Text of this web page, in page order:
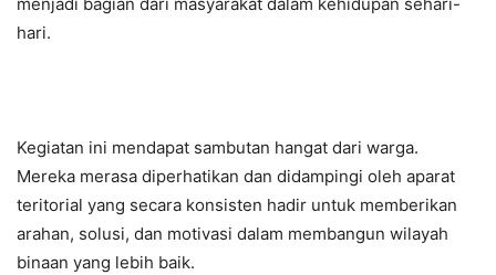
menjadi bagian dari masyarakat dalam kehidupan sehari-
hari.
Kegiatan ini mendapat sambutan hangat dari warga.
Mereka merasa diperhatikan dan didampingi oleh aparat
teritorial yang secara konsisten hadir untuk memberikan
arahan, solusi, dan motivasi dalam membangun wilayah
binaan yang lebih baik.